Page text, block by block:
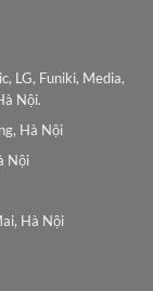
LG, Funiki, Media,
Nội.
Hà Nội
Nội
Hà Nội